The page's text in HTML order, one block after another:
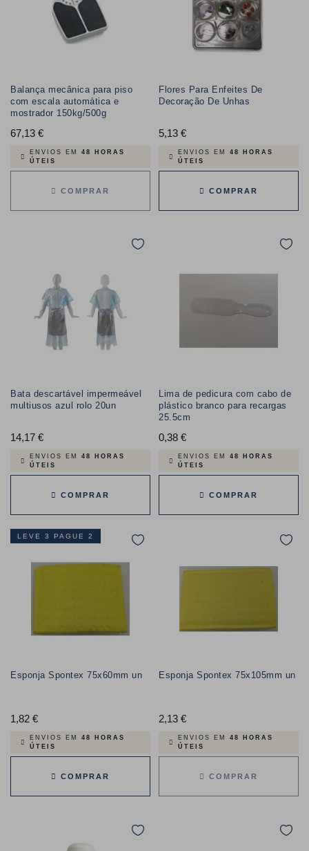
Balança mecânica para piso
com escala automática e
mostrador 150kg/500g
67,13 €Preço
ENVIOS EM 48 HORAS
ÚTEIS
COMPRAR
Flores Para Enfeites De
Decoração De Unhas
5,13 €Preço
ENVIOS EM 48 HORAS
ÚTEIS
COMPRAR
Bata descartável impermeável
multiusos azul rolo 20un
14,17 €Preço
ENVIOS EM 48 HORAS
ÚTEIS
COMPRAR
Lima de pedicura com cabo de
plástico branco para recargas
25.5cm
0,38 €Preço
ENVIOS EM 48 HORAS
ÚTEIS
COMPRAR
LEVE 3 PAGUE 2
Esponja Spontex 75x60mm un
1,82 €Preço
ENVIOS EM 48 HORAS
ÚTEIS
COMPRAR
Esponja Spontex 75x105mm un
2,13 €Preço
ENVIOS EM 48 HORAS
ÚTEIS
COMPRAR